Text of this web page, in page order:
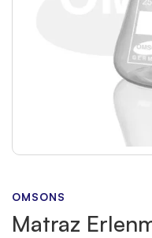
OMSONS
Matraz